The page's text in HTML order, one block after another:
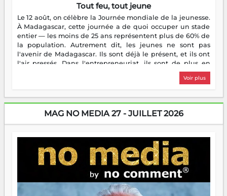
Tout feu, tout jeune
Le 12 août, on célèbre la Journée mondiale de la jeunesse.
À Madagascar, cette journée a de quoi occuper un stade
entier — les moins de 25 ans représentent plus de 60% de
la population. Autrement dit, les jeunes ne sont pas
l'avenir de Madagascar. Ils sont déjà le présent, et ils ont
l'air pressés. Dans l'entrepreneuriat, ils sont de plus en
plus nombreux à se lancer, à créer, à risquer — souvent
sans filet, souvent sans aide, mais toujours avec cette
dorment vraiment la nuit. En culture, les nouvelles sont
encore meilleures. Aina Rasamoelina vient de décrocher le
Prix RFI Instrumental Afrique. Miangaly Elia rafle le Prix
jeunes qui tiennent la torche. Alors oui, on pourrait
s'arrêter là, applaudir et rentrer chez soi satisfait. Mais ce
serait passer à côté d'une chose essentielle. La fougue, ça
brûle fort — et parfois, ça brûle vite. Une flamme sans
direction peut éclairer autant qu'elle peut consumer. C'est
là que les aînés entrent en scène — pas pour reprendre le
gouvernail, mais pour montrer où sont les récifs. Les jeunes
Voir plus
MAG NO MEDIA 27 - JUILLET 2026